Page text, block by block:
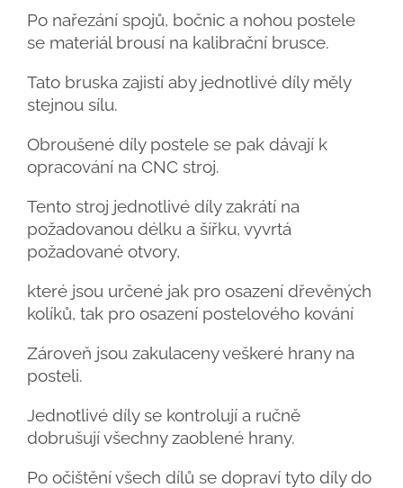
Po nařezání spojů, bočnic a nohou postele
se materiál brousí na kalibrační brusce.
Tato bruska zajistí aby jednotlivé díly měly
stejnou sílu.
Obroušené díly postele se pak dávají k
opracování na CNC stroj.
Tento stroj jednotlivé díly zakrátí na
požadovanou délku a šířku, vyvrtá
požadované otvory,
které jsou určené jak pro osazení dřevěných
kolíků, tak pro osazení postelového kování
Zároveň jsou zakulaceny veškeré hrany na
posteli.
Jednotlivé díly se kontrolují a ručně
dobrušují všechny zaoblené hrany.
Po očištění všech dílů se dopraví tyto díly do